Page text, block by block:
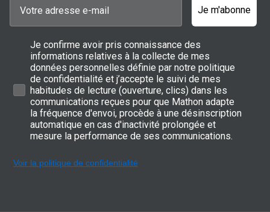
Je m'abonne
Je confirme avoir pris connaissance des
informations relatives à la collecte de mes
données personnelles définie par notre politique
de confidentialité et j’accepte le suivi de mes
habitudes de lecture (ouverture, clics) dans les
communications reçues pour que Mathon adapte
la fréquence d'envoi, procède à une désinscription
automatique en cas d'inactivité prolongée et
mesure la performance de ses communications.
Voir la politique de confidentialité